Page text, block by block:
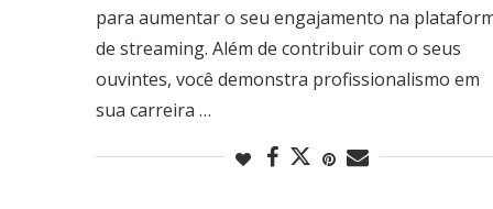
para aumentar o seu engajamento na
de streaming. Além de contribuir com o seus
ouvintes, você demonstra profissionalismo em
sua carreira …